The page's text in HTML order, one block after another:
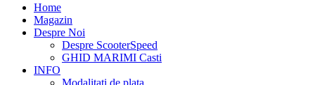
Home
Magazin
Despre Noi
Despre ScooterSpeed
GHID MARIMI Casti
INFO
Modalitati de plata